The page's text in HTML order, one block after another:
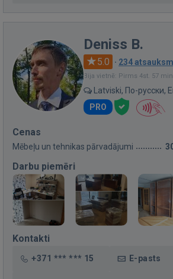
Deniss B.
5.0 · 234
Bija vietnē: Pirms 4st. 57
Latviski, По-русски,
PRO
Cenas
Mēbeļu un tehnikas pārvadājumi
Darbu piemēri
Kontakti
+371 *** *** 15 E-pasts